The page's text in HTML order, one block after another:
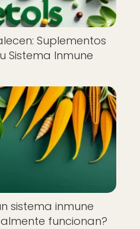
Suplementos
Sistema Inmune
sistema inmune
funcionan?